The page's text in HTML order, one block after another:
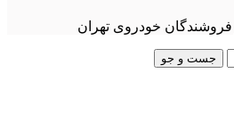
و فروشندگان خودروی تهران
جست و جو